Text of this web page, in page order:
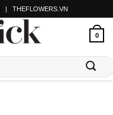
| THEFLOWERS.VN
0